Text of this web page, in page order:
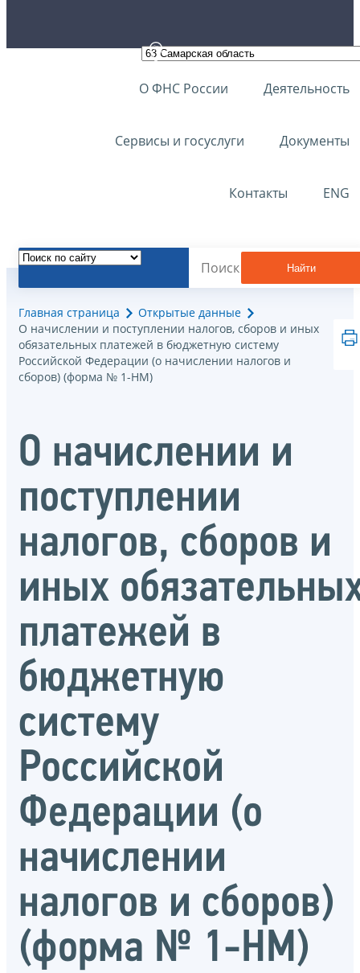
О ФНС России Деятельность
Сервисы и госуслуги Документы
Контакты ENG
Найти
Главная страница
Открытые данные
О начислении и поступлении налогов, сборов и иных
обязательных платежей в бюджетную систему
Российской Федерации (о начислении налогов и
сборов) (форма № 1-НМ)
О начислении и
поступлении
налогов, сборов и
иных
платежей в
бюджетную
систему
Российской
Федерации (о
начислении
налогов и сборов)
(форма № 1-НМ)